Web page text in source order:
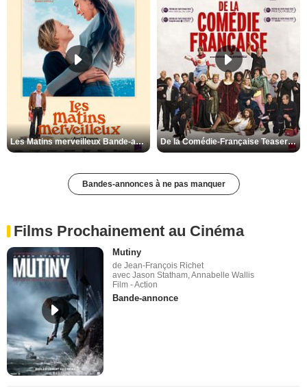
Les Matins merveilleux Bande-annonce VF De la Comédie-Française Teaser VF
Bandes-annonces à ne pas manquer
Films Prochainement au Cinéma
Mutiny
de Jean-François Richet
avec Jason Statham, Annabelle Wallis
Film - Action
Bande-annonce